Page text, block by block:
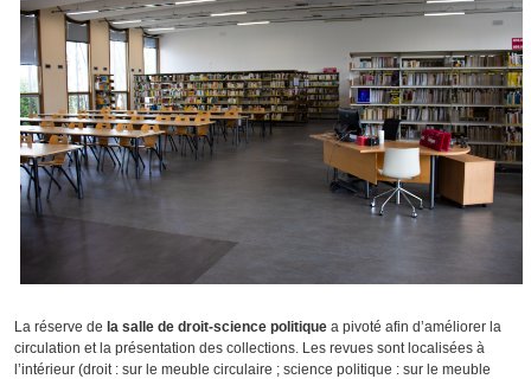
La réserve de la salle de droit-science politique a pivoté afin d’améliorer la
circulation et la présentation des collections. Les revues sont localisées à
l’intérieur (droit : sur le meuble circulaire ; science politique : sur le meuble